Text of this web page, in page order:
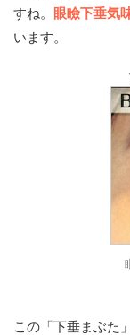
すね。
眼瞼下垂気
います。
この「下垂まぶた